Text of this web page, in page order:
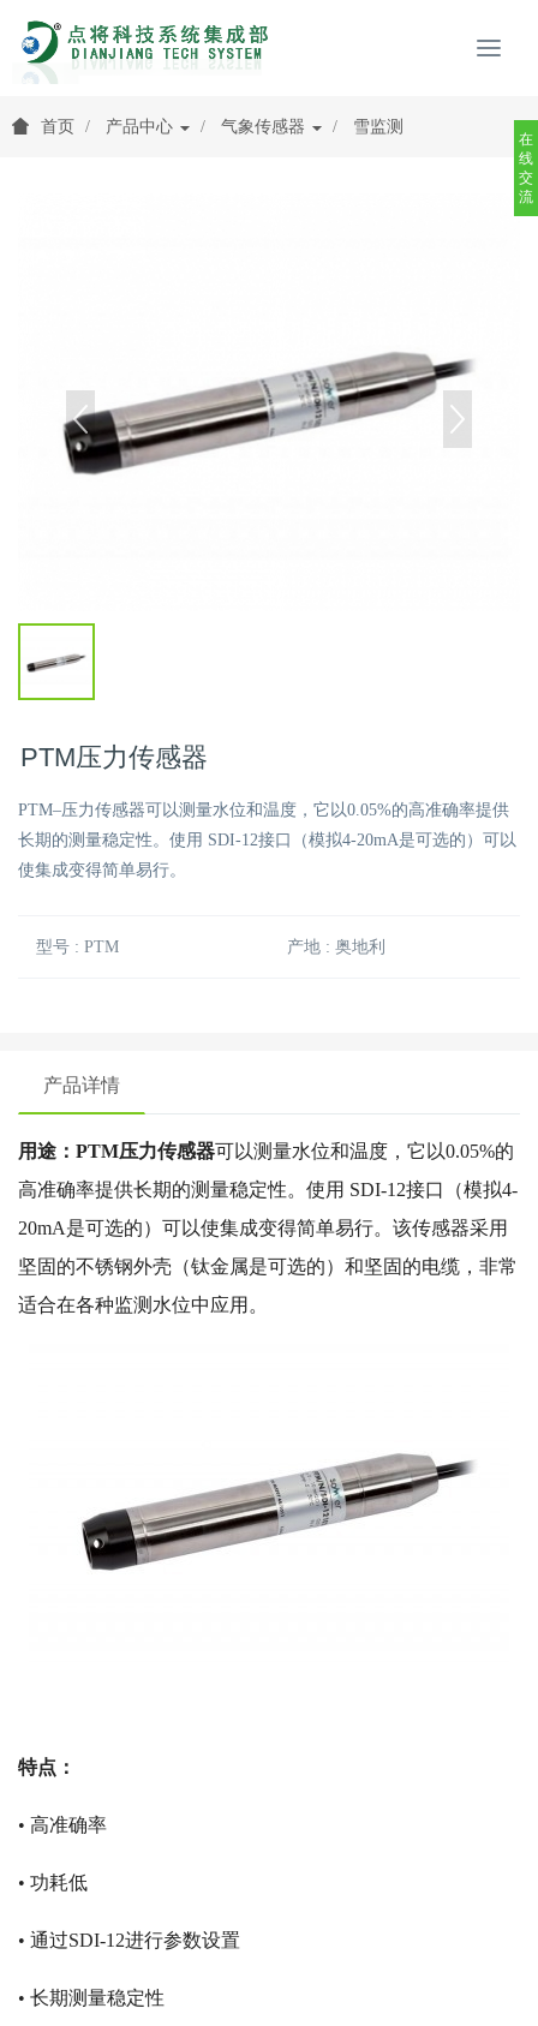
首页 产品中心 气象传感器 雪监测
PTM压力传感器
PTM–压力传感器可以测量水位和温度，它以0.05%的高准确率提供
长期的测量稳定性。使用 SDI-12接口（模拟4-20mA是可选的）可以
使集成变得简单易行。
型号 : PTM 产地 : 奥地利
产品详情
用途：PTM压力传感器可以测量水位和温度，它以0.05%的
高准确率提供长期的测量稳定性。使用 SDI-12接口（模拟4-
20mA是可选的）可以使集成变得简单易行。该传感器采用
坚固的不锈钢外壳（钛金属是可选的）和坚固的电缆，非常
适合在各种监测水位中应用。
特点：
• 高准确率
• 功耗低
• 通过SDI-12进行参数设置
• 长期测量稳定性
在
线
交
流